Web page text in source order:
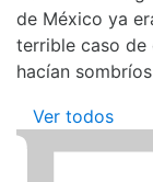
de México ya
terrible caso de
hacían
Ver todos